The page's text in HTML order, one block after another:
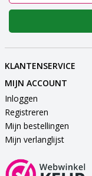
KLANTENSERVICE
MIJN ACCOUNT
Inloggen
Registreren
Mijn bestellingen
Mijn verlanglijst